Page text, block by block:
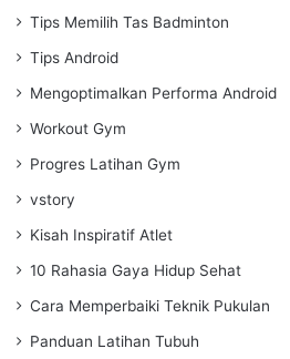
Tips Memilih Tas Badminton
Tips Android
Mengoptimalkan Performa Android
Workout Gym
Progres Latihan Gym
vstory
Kisah Inspiratif Atlet
10 Rahasia Gaya Hidup Sehat
Cara Memperbaiki Teknik Pukulan
Panduan Latihan Tubuh